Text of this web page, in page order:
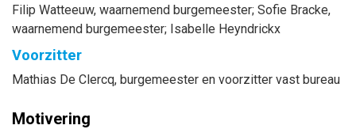
Filip Watteeuw, waarnemend burgemeester; Sofie Bracke,
waarnemend burgemeester; Isabelle Heyndrickx
Voorzitter
Mathias De Clercq, burgemeester en voorzitter vast bureau
Motivering